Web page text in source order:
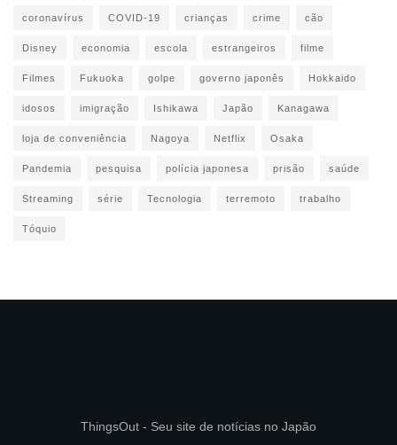
coronavírus COVID-19 crianças crime cão
Disney economia escola estrangeiros filme
Filmes Fukuoka golpe governo japonês Hokkaido
idosos imigração Ishikawa Japão Kanagawa
loja de conveniência Nagoya Netflix Osaka
Pandemia pesquisa polícia japonesa prisão saúde
Streaming série Tecnologia terremoto trabalho
Tóquio
ThingsOut - Seu site de notícias no Japão